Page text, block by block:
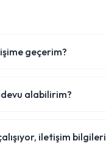
geçerim?
alabilirim?
iletişim bilgileri